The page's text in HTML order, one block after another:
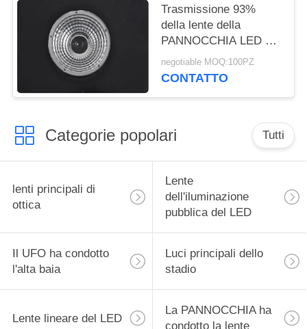
Trasmissione 93%
della lente della
PANNOCCHIA LED del
vetro trasparente alta
per 10W - 200W LED
negotiable MOQ:100PZ
CONTATTO
Categorie popolari Tutti
lenti principali di
ottica
Lente
dell'iluminazione
pubblica del LED
Il UFO ha condotto
l'alta baia
Luci principali dello
stadio
Lente lineare del LED
La PANNOCCHIA ha
condotto la lente